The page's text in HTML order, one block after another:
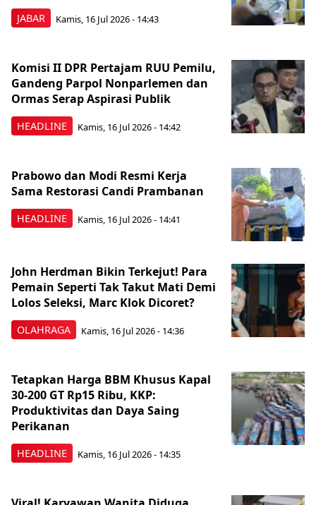
JABAR Kamis, 16 Jul 2026 - 14:43
HEADLINE
Komisi II DPR Pertajam RUU Pemilu,
Gandeng Parpol Nonparlemen dan
Ormas Serap Aspirasi Publik
Kamis, 16 Jul 2026 - 14:42
HEADLINE
Prabowo dan Modi Resmi Kerja
Sama Restorasi Candi Prambanan
Kamis, 16 Jul 2026 - 14:41
OLAHRAGA
John Herdman Bikin Terkejut! Para
Pemain Seperti Tak Takut Mati Demi
Lolos Seleksi, Marc Klok Dicoret?
Kamis, 16 Jul 2026 - 14:36
HEADLINE
Tetapkan Harga BBM Khusus Kapal
30-200 GT Rp15 Ribu, KKP:
Produktivitas dan Daya Saing
Perikanan
Kamis, 16 Jul 2026 - 14:35